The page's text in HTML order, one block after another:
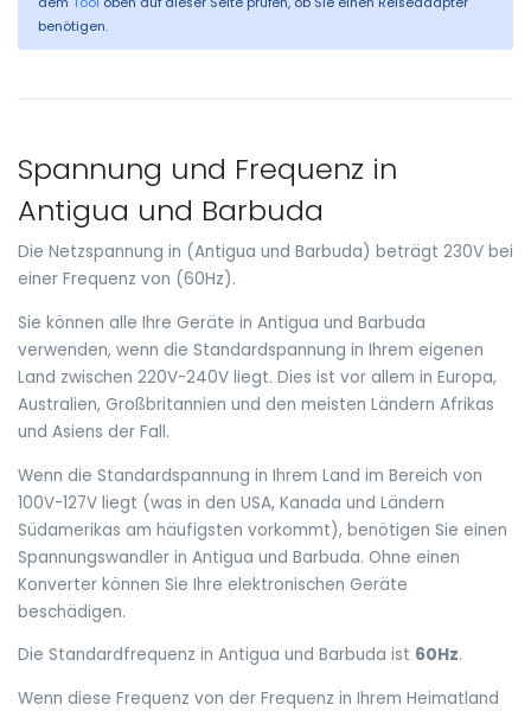
benötigen.
Spannung und Frequenz in
Antigua und Barbuda
Die Netzspannung in (Antigua und Barbuda) beträgt 230V bei
einer Frequenz von (60Hz).
Sie können alle Ihre Geräte in Antigua und Barbuda
verwenden, wenn die Standardspannung in Ihrem eigenen
Land zwischen 220V-240V liegt. Dies ist vor allem in Europa,
Australien, Großbritannien und den meisten Ländern Afrikas
und Asiens der Fall.
Wenn die Standardspannung in Ihrem Land im Bereich von
100V-127V liegt (was in den USA, Kanada und Ländern
Südamerikas am häufigsten vorkommt), benötigen Sie einen
Spannungswandler in Antigua und Barbuda. Ohne einen
Konverter können Sie Ihre elektronischen Geräte
beschädigen.
Die Standardfrequenz in Antigua und Barbuda ist 60Hz.
Wenn diese Frequenz von der Frequenz in Ihrem Heimatland